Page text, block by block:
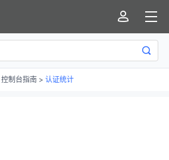
控制台指南 > 认证统计